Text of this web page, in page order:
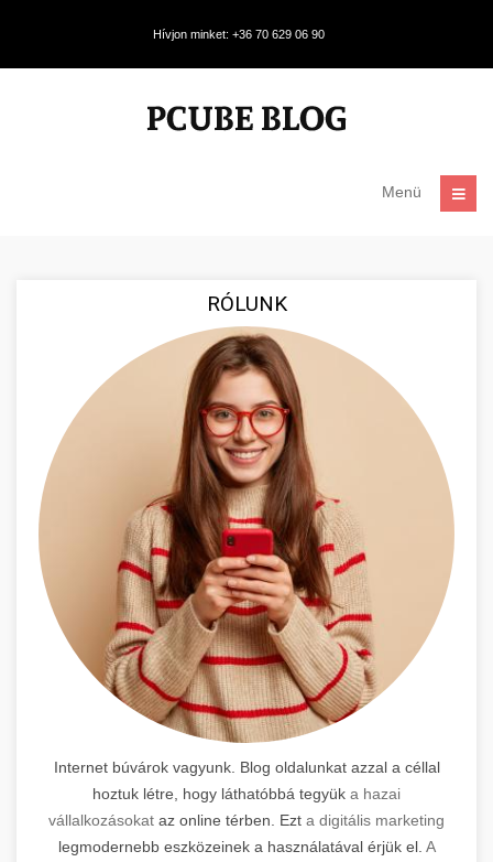
Hívjon minket: +36 70 629 06 90
Menü
RÓLUNK
Internet búvárok vagyunk. Blog oldalunkat azzal a céllal
hoztuk létre, hogy láthatóbbá tegyük a hazai
vállalkozásokat az online térben. Ezt a digitális marketing
legmodernebb eszközeinek a használatával érjük el. A